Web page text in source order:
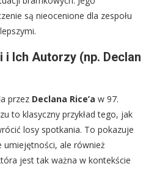
są nieocenione dla zespołu
i Ich Autorzy (np. Declan
przez Declana Rice’a w 97.
to klasyczny przykład tego, jak
losy spotkania. To pokazuje
umiejętności, ale również
jest tak ważna w kontekście